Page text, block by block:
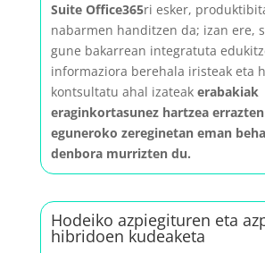
Suite Office365ri esker,
nabarmen handitzen da; izan ere,
gune bakarrean integratuta
informaziora berehala iristeak eta
kontsultatu ahal izateak erabakiak
eraginkortasunez hartzea
eguneroko zereginetan eman
denbora murrizten du.
Hodeiko azpiegituren eta
hibridoen kudeaketa